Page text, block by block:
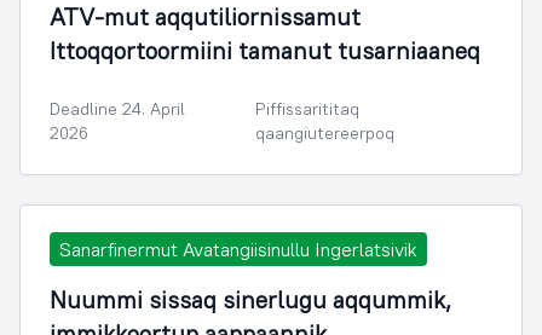
ATV-mut aqqutiliornissamut
Ittoqqortoormiini tamanut tusarniaaneq
Deadline 24. April
2026
Piffissarititaq
qaangiutereerpoq
Sanarfinermut Avatangiisinullu Ingerlatsivik
Nuummi sissaq sinerlugu aqqummik,